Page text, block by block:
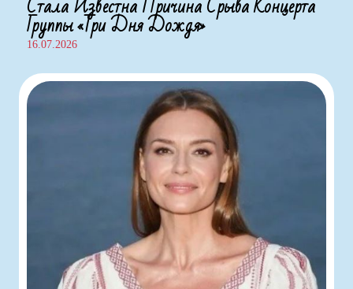
Группы «Три Дня Дождя»
16.07.2026